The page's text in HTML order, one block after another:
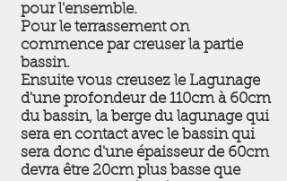
pour l'ensemble.
Pour le terrassement on
commence par creuser la partie
bassin.
Ensuite vous creusez le Lagunage
d'une profondeur de 110cm à 60cm
du bassin, la berge du lagunage qui
sera en contact avec le bassin qui
sera donc d'une épaisseur de 60cm
devra être 20cm plus basse que